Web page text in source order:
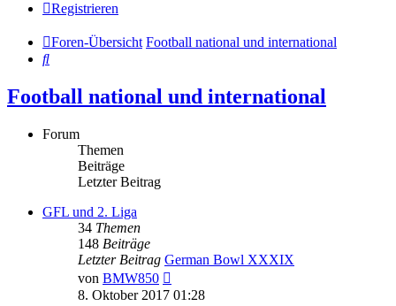
Registrieren
Foren-Übersicht Football national und international
Suche
Football national und international
Forum
Themen
Beiträge
Letzter Beitrag
GFL und 2. Liga
34 Themen
148 Beiträge
Letzter Beitrag German Bowl XXXIX
von BMW850
Beitrag
8. Oktober 2017 01:28